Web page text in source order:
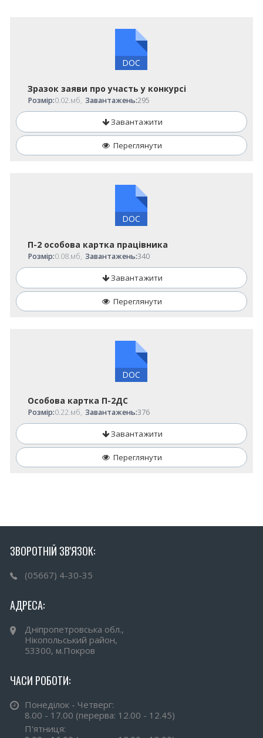
DOC
Зразок заяви про участь у конкурсі
Розмір:0.02.мб, Завантажень:295
Завантажити
Переглянути
DOC
П-2 особова картка працівника
Розмір:0.08.мб, Завантажень:340
Завантажити
Переглянути
DOC
Особова картка П-2ДС
Розмір:0.22.мб, Завантажень:376
Завантажити
Переглянути
ЗВОРОТНІЙ ЗВ'ЯЗОК:
(05667) 4-30-35
АДРЕСА:
Дніпропетровська обл.,
Нікопольський район,
53300, м.Покров
ЧАСИ РОБОТИ:
Понеділок - Четверг:
8.00 - 17.00 (перерва: 12.00 - 12.45)
П'ятниця: